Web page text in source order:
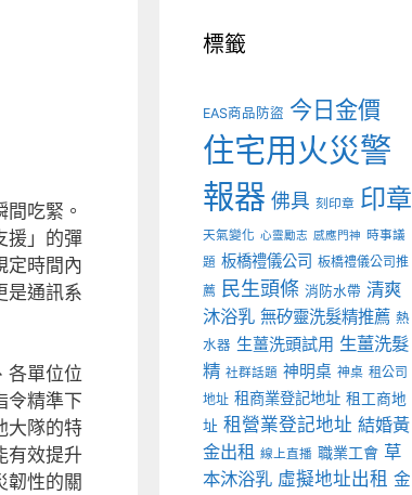
吃緊。
援」的彈
定時間內
是通訊系
各單位位
令精準下
大隊的特
有效提升
韌性的關
標籤
EAS商品防盜 今日金價
住宅用火災警
報器 佛具 刻印章 印章
天氣變化 心靈勵志 感應門神 時事議
題 板橋禮儀公司 板橋禮儀公司推
薦 民生頭條 消防水帶 清爽
沐浴乳 無矽靈洗髮精推薦 熱
水器 生薑洗頭試用 生薑洗髮
精 社群話題 神明桌 神桌 租公司
地址 租商業登記地址 租工商地
址 租營業登記地址 結婚黃
金出租 線上直播 職業工會 草
本沐浴乳 虛擬地址出租 金